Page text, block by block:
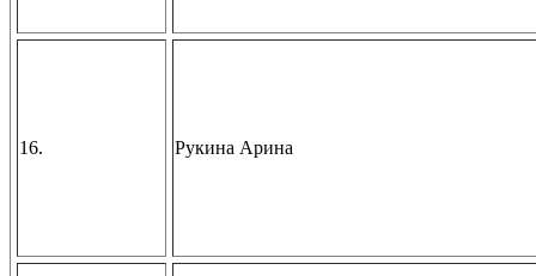
16. Рукина Арина